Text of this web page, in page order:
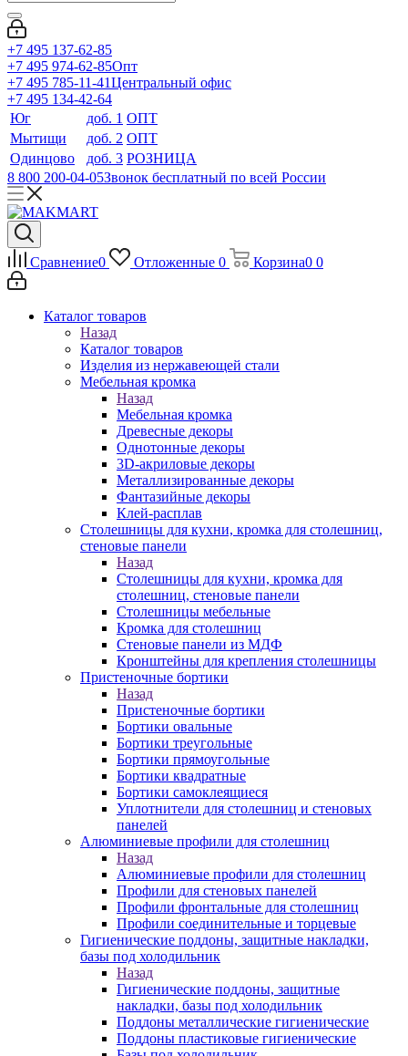
+7 495 137-62-85
+7 495 974-62-85Опт
+7 495 785-11-41Центральный офис
+7 495 134-42-64
Юг
доб. 1 ОПТ
Мытищи
доб. 2 ОПТ
Одинцово
доб. 3 РОЗНИЦА
8 800 200-04-05Звонок бесплатный по всей России
Сравнение0 Отложенные 0 Корзина0 0
Каталог товаров
Назад
Каталог товаров
Изделия из нержавеющей стали
Мебельная кромка
Назад
Мебельная кромка
Древесные декоры
Однотонные декоры
3D-акриловые декоры
Металлизированные декоры
Фантазийные декоры
Клей-расплав
Столешницы для кухни, кромка для столешниц,
стеновые панели
Назад
Столешницы для кухни, кромка для
столешниц, стеновые панели
Столешницы мебельные
Кромка для столешниц
Стеновые панели из МДФ
Кронштейны для крепления столешницы
Пристеночные бортики
Назад
Пристеночные бортики
Бортики овальные
Бортики треугольные
Бортики прямоугольные
Бортики квадратные
Бортики самоклеящиеся
Уплотнители для столешниц и стеновых
панелей
Алюминиевые профили для столешниц
Назад
Алюминиевые профили для столешниц
Профили для стеновых панелей
Профили фронтальные для столешниц
Профили соединительные и торцевые
Гигиенические поддоны, защитные накладки,
базы под холодильник
Назад
Гигиенические поддоны, защитные
накладки, базы под холодильник
Поддоны металлические гигиенические
Поддоны пластиковые гигиенические